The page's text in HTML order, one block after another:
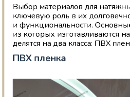
Выбор материалов для
ключевую роль в их
и функциональности.
из которых изготавливаются
делятся на два класса: ПВХ
ПВХ пленка